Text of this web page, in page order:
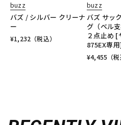
buzz
バズ / シルバー クリーナ
ー
¥1,232 （税込）
buzz
バズ サッ
グ（ベル
２点止め [
875EX専
¥4,455 （